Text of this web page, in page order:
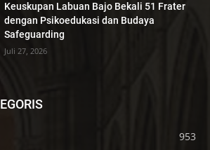
Keuskupan Labuan Bajo Bekali 51 Frater
dengan Psikoedukasi dan Budaya
Safeguarding
Juli 27, 2026
953